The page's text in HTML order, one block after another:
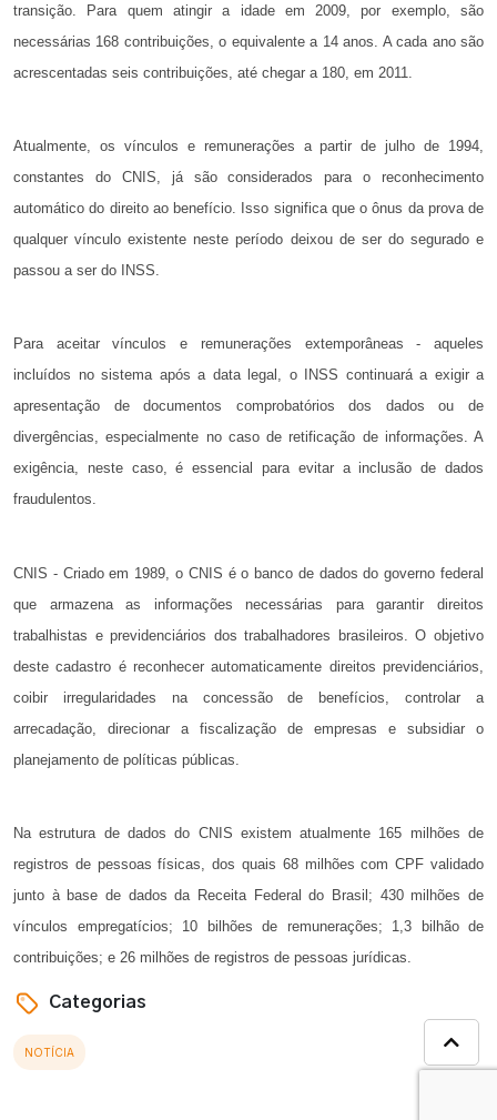
transição. Para quem atingir a idade em 2009, por exemplo, são
necessárias 168 contribuições, o equivalente a 14 anos. A cada ano são
acrescentadas seis contribuições, até chegar a 180, em 2011.
Atualmente, os vínculos e remunerações a partir de julho de 1994,
constantes do CNIS, já são considerados para o reconhecimento
automático do direito ao benefício. Isso significa que o ônus da prova de
qualquer vínculo existente neste período deixou de ser do segurado e
passou a ser do INSS.
Para aceitar vínculos e remunerações extemporâneas - aqueles
incluídos no sistema após a data legal, o INSS continuará a exigir a
apresentação de documentos comprobatórios dos dados ou de
divergências, especialmente no caso de retificação de informações. A
exigência, neste caso, é essencial para evitar a inclusão de dados
fraudulentos.
CNIS - Criado em 1989, o CNIS é o banco de dados do governo federal
que armazena as informações necessárias para garantir direitos
trabalhistas e previdenciários dos trabalhadores brasileiros. O objetivo
deste cadastro é reconhecer automaticamente direitos previdenciários,
coibir irregularidades na concessão de benefícios, controlar a
arrecadação, direcionar a fiscalização de empresas e subsidiar o
planejamento de políticas públicas.
Na estrutura de dados do CNIS existem atualmente 165 milhões de
registros de pessoas físicas, dos quais 68 milhões com CPF validado
junto à base de dados da Receita Federal do Brasil; 430 milhões de
vínculos empregatícios; 10 bilhões de remunerações; 1,3 bilhão de
contribuições; e 26 milhões de registros de pessoas jurídicas.
Categorias
NOTÍCIA